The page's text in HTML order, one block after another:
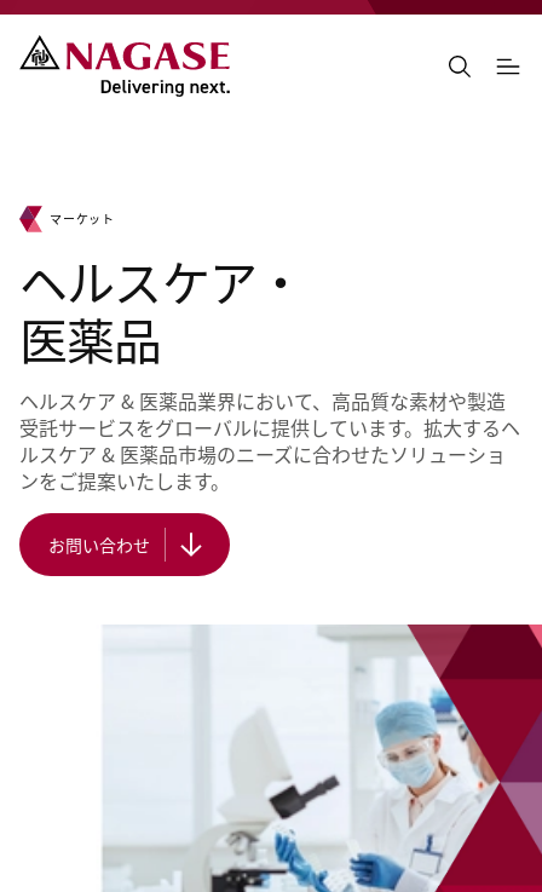
ヘルスケア・
医薬品
マーケット
ヘルスケア & 医薬品業界において、高品質な素材や製造
受託サービスをグローバルに提供しています。拡大するヘ
ルスケア & 医薬品市場のニーズに合わせたソリューショ
ンをご提案いたします。
お問い合わせ